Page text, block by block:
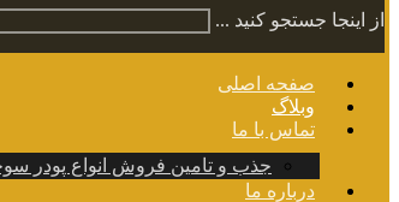
از اینجا جستجو کنید ...
صفحه اصلی
وبلاگ
تماس با ما
جذب و تامین فروش انواع پودر
درباره ما